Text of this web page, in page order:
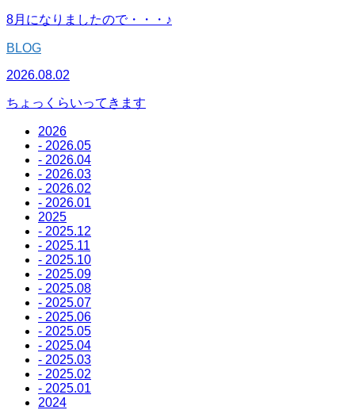
8月になりましたので・・・♪
BLOG
2026.08.02
ちょっくらいってきます
2026
- 2026.05
- 2026.04
- 2026.03
- 2026.02
- 2026.01
2025
- 2025.12
- 2025.11
- 2025.10
- 2025.09
- 2025.08
- 2025.07
- 2025.06
- 2025.05
- 2025.04
- 2025.03
- 2025.02
- 2025.01
2024